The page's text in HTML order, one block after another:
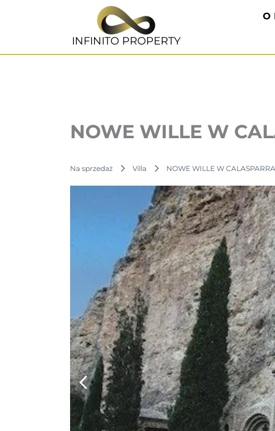
INFINITO PROPERTY
O
NOWE WILLE W
Na sprzedaż Villa NOWE WILLE W